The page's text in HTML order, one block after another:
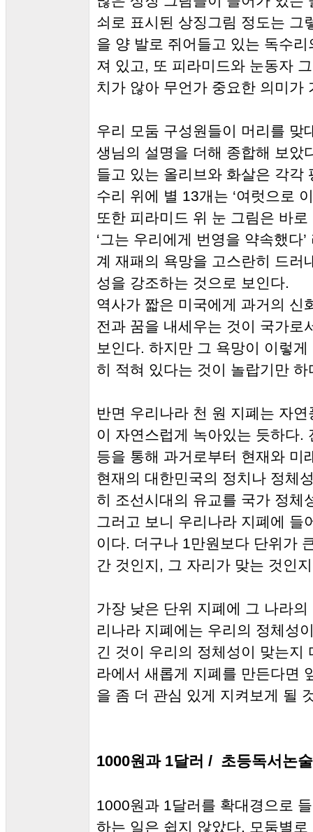
쇠로 표시된 상징그림 정도는 그
을 양 발로 쥐어들고 있는 독수
져 있고, 또 피라미드와 눈동자
치가 않아 무언가 중요한 의미가
우리 모둠 구성원들이 머리를 맞
생님의 설명을 더해 종합해 보았
들고 있는 올리브와 화살은 각각
수리 위에 별 13개는 ‘여럿으로
또한 피라미드 위 눈 그림은 바
‘그는 우리에게 번영을 약속했다
계 재패의 욕망을 고스란히 드러
성을 강조하는 것으로 보인다.
역사가 짧은 미국에게 과거의 신
전과 꿈을 내세우는 것이 국가로
보인다. 하지만 그 욕망이 이렇
히 적혀 있다는 것이 놀랍기만 하
반면 우리나라 천 원 지폐는 자
이 자연스럽게 녹아있는 듯하다.
등을 통해 과거로부터 현재와 미
현재의 대한민국의 정치나 정체
히 조선시대의 유교를 국가 정체
그러고 보니 우리나라 지폐에 들
이다. 더구나 1만원보다 단위가
간 것인지, 그 자리가 맞는 것인
가장 낮은 단위 지폐에 그 나라
리나라 지폐에는 우리의 정체성
긴 것이 우리의 정체성이 맞는지
라에서 새롭게 지폐를 만든다면
을 좀 더 관심 있게 지켜보게 될
1000원과 1달러 / ​ 초등독서논
1000원과 1달러를 확대경으로
하는 일은 쉽지 않았다. 모둠별